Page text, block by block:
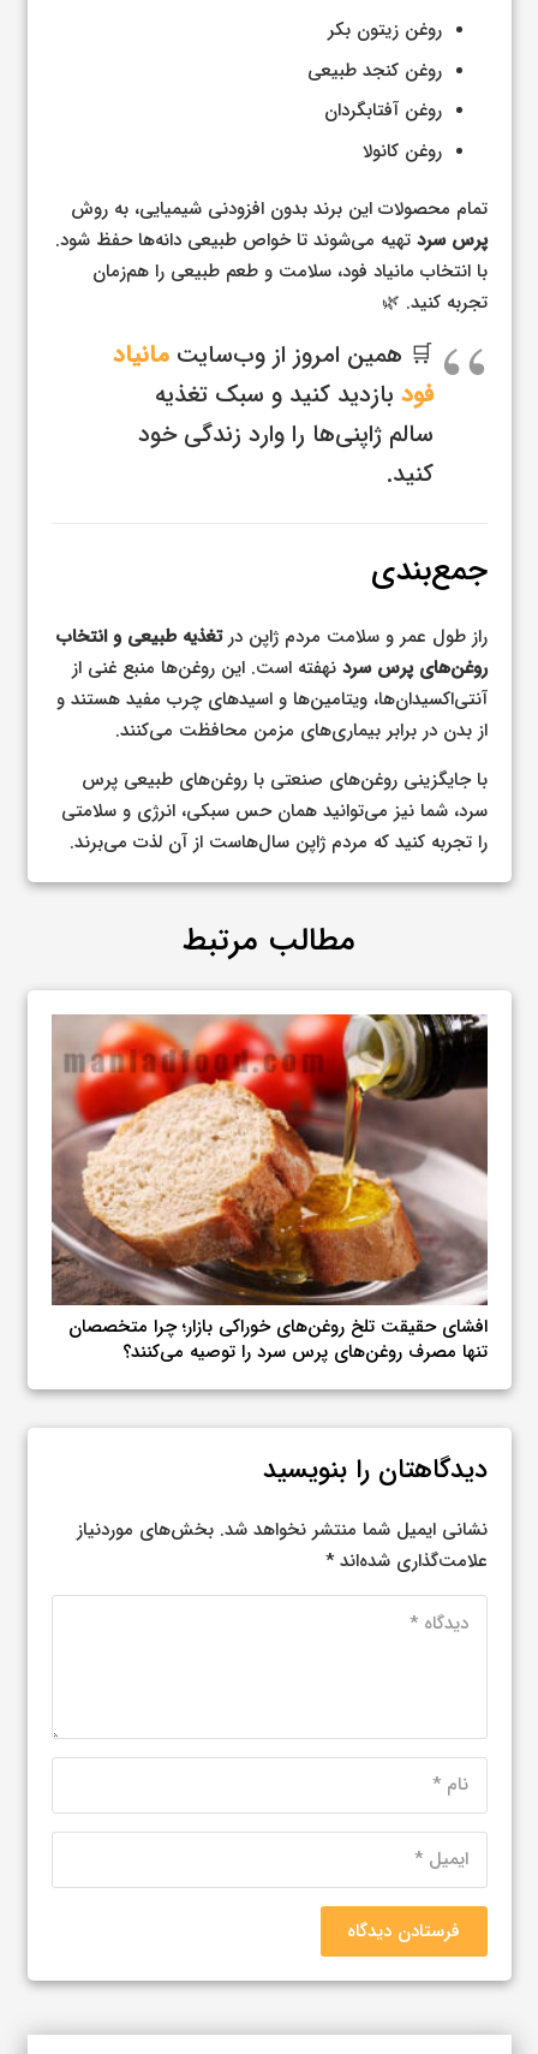
روغن زیتون بکر
روغن کنجد طبیعی
روغن آفتابگردان
روغن کانولا
تمام محصولات این برند بدون افزودنی شیمیایی، به روش
پرس سرد تهیه می‌شوند تا خواص طبیعی دانه‌ها حفظ شود.
با انتخاب مانیاد فود، سلامت و طعم طبیعی را هم‌زمان
تجربه کنید. 🌿
🛒 همین امروز از وب‌سایتمانیاد
فود بازدید کنید و سبک تغذیه
سالم ژاپنی‌ها را وارد زندگی خود
کنید.
جمع‌بندی
راز طول عمر و سلامت مردم ژاپن درتغذیه طبیعی و انتخاب
روغن‌های پرس سرد نهفته است. این روغن‌ها منبع غنی از
آنتی‌اکسیدان‌ها، ویتامین‌ها و اسیدهای چرب مفید هستند و
از بدن در برابر بیماری‌های مزمن محافظت می‌کنند.
با جایگزینی روغن‌های صنعتی با روغن‌های طبیعی پرس
سرد، شما نیز می‌توانید همان حس سبکی، انرژی و سلامتی
را تجربه کنید که مردم ژاپن سال‌هاست از آن لذت می‌برند.
مطالب مرتبط
افشای حقیقت تلخ روغن‌های خوراکی بازار؛ چرا متخصصان
تنها مصرف روغن‌های پرس سرد را توصیه می‌کنند؟
دیدگاهتان را بنویسید
نشانی ایمیل شما منتشر نخواهد شد. بخش‌های موردنیاز
علامت‌گذاری شده‌اند*
فرستادن دیدگاه